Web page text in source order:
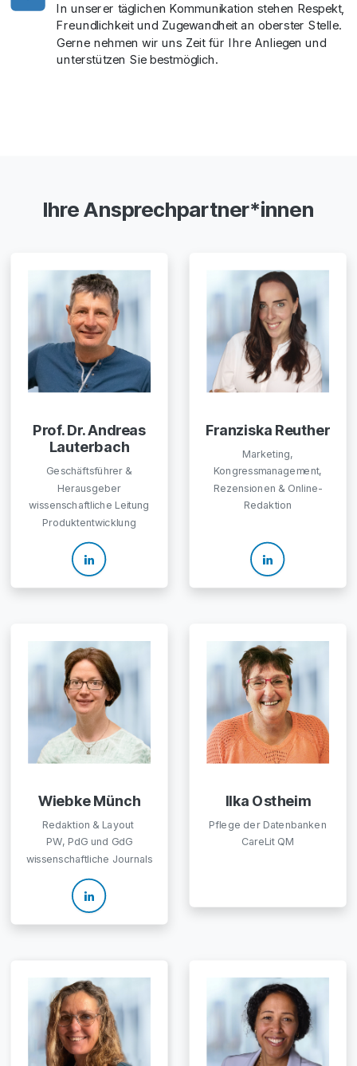
In unserer täglichen Kommunikation stehen Respekt,
Freundlichkeit und Zugewandheit an oberster Stelle.
Gerne nehmen wir uns Zeit für Ihre Anliegen und
unterstützen Sie bestmöglich.
Ihre Ansprechpartner*innen
Prof. Dr. Andreas
Lauterbach
Geschäftsführer &
Herausgeber
wissenschaftliche Leitung
Produktentwicklung
Franziska Reuther
Marketing,
Kongressmanagement,
Rezensionen & Online-
Redaktion
Wiebke Münch
Redaktion & Layout
PW, PdG und GdG
wissenschaftliche Journals
Ilka Ostheim
Pflege der Datenbanken
CareLit QM